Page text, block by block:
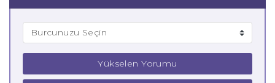
Yükselen Yorumu